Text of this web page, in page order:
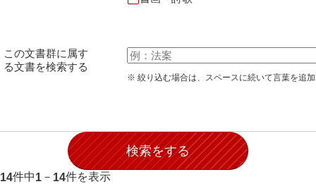
石川家文書
石川卓美文庫
石田家文書（山口市）
和泉家文書
この文書群に属す
る文書を検索する
※ 絞り込む場合は、スペースに続いて言葉を追
14件中1 － 14件を表示